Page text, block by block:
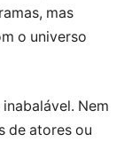
mas
o universo
Nem
de atores ou